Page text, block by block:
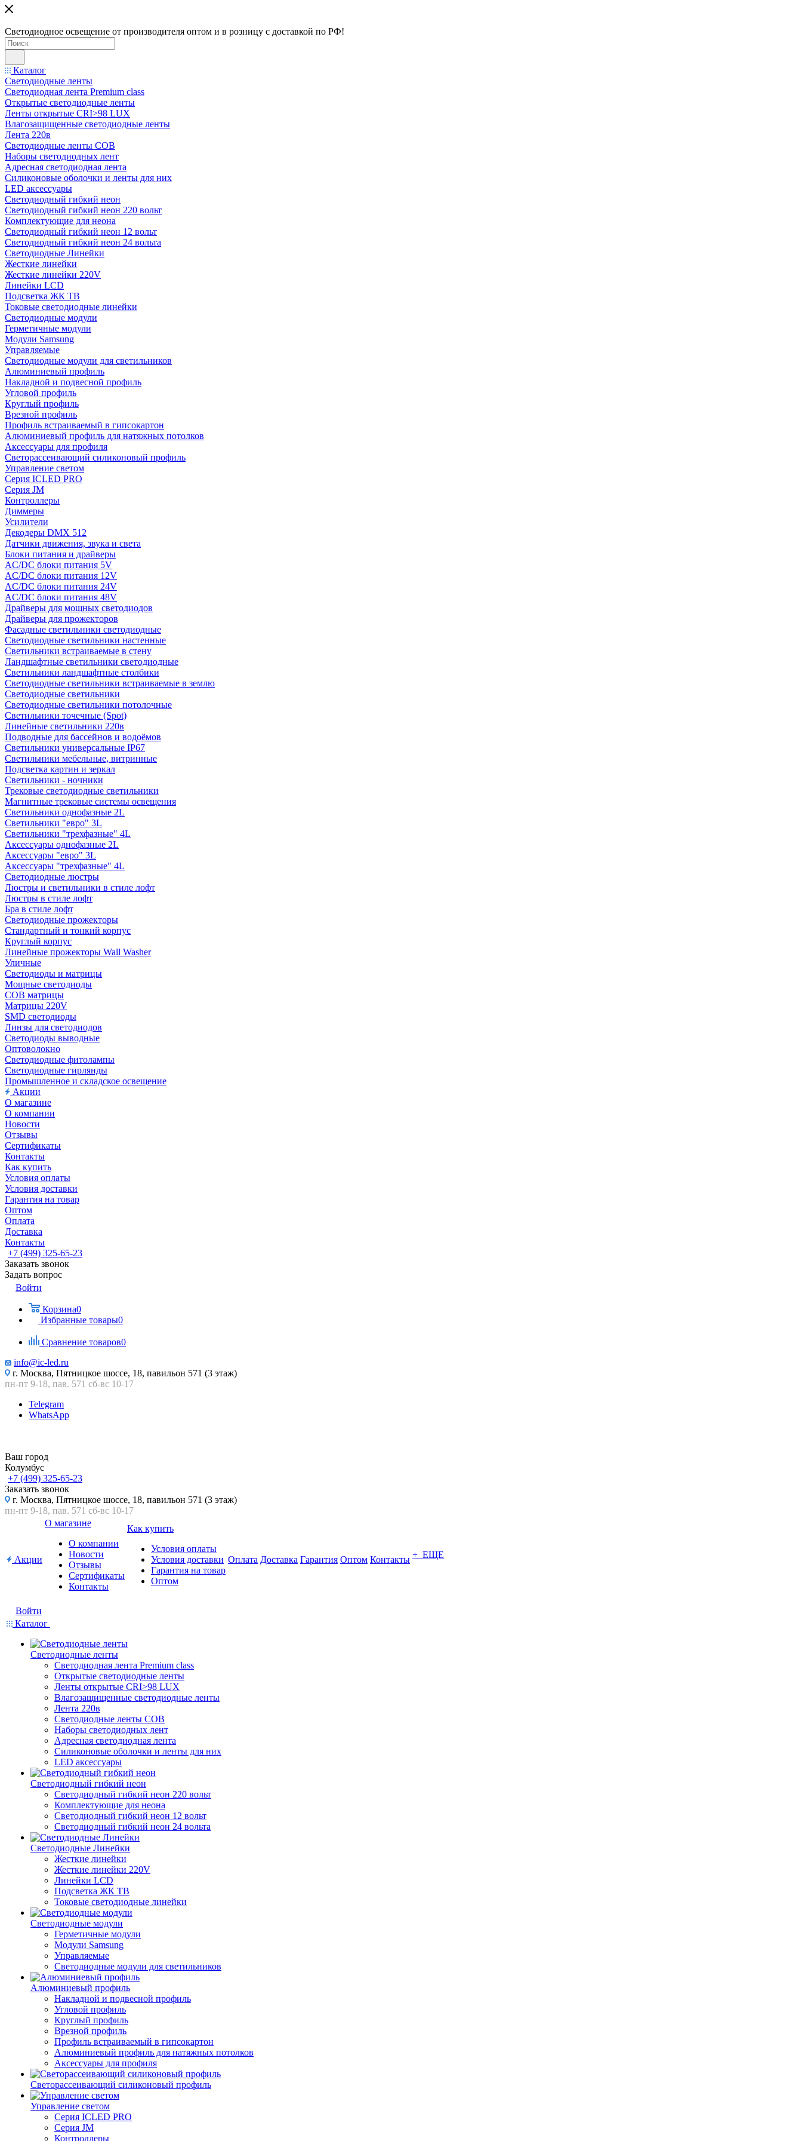
Светодиодное освещение от производителя оптом и в розницу с доставкой по РФ!
Каталог
Светодиодные ленты
Светодиодная лента Premium class
Открытые светодиодные ленты
Ленты открытые CRI>98 LUX
Влагозащищенные светодиодные ленты
Лента 220в
Светодиодные ленты COB
Наборы светодиодных лент
Адресная светодиодная лента
Силиконовые оболочки и ленты для них
LED аксессуары
Светодиодный гибкий неон
Светодиодный гибкий неон 220 вольт
Комплектующие для неона
Светодиодный гибкий неон 12 вольт
Светодиодный гибкий неон 24 вольта
Светодиодные Линейки
Жесткие линейки
Жесткие линейки 220V
Линейки LCD
Подсветка ЖК ТВ
Токовые светодиодные линейки
Светодиодные модули
Герметичные модули
Модули Samsung
Управляемые
Светодиодные модули для светильников
Алюминиевый профиль
Накладной и подвесной профиль
Угловой профиль
Круглый профиль
Врезной профиль
Профиль встраиваемый в гипсокартон
Алюминиевый профиль для натяжных потолков
Аксессуары для профиля
Светорассеивающий силиконовый профиль
Управление светом
Серия ICLED PRO
Серия JM
Контроллеры
Диммеры
Усилители
Декодеры DMX 512
Датчики движения, звука и света
Блоки питания и драйверы
AC/DC блоки питания 5V
AC/DC блоки питания 12V
AC/DC блоки питания 24V
AC/DC блоки питания 48V
Драйверы для мощных светодиодов
Драйверы для прожекторов
Фасадные светильники светодиодные
Светодиодные светильники настенные
Светильники встраиваемые в стену
Ландшафтные светильники светодиодные
Светильники ландшафтные столбики
Светодиодные светильники встраиваемые в землю
Светодиодные светильники
Светодиодные светильники потолочные
Светильники точечные (Spot)
Линейные светильники 220в
Подводные для бассейнов и водоёмов
Светильники универсальные IP67
Светильники мебельные, витринные
Подсветка картин и зеркал
Светильники - ночники
Трековые светодиодные светильники
Магнитные трековые системы освещения
Светильники однофазные 2L
Светильники "евро" 3L
Светильники "трехфазные" 4L
Аксессуары однофазные 2L
Аксессуары "евро" 3L
Аксессуары "трехфазные" 4L
Светодиодные люстры
Люстры и светильники в стиле лофт
Люстры в стиле лофт
Бра в стиле лофт
Светодиодные прожекторы
Стандартный и тонкий корпус
Круглый корпус
Линейные прожекторы Wall Washer
Уличные
Светодиоды и матрицы
Мощные светодиоды
COB матрицы
Матрицы 220V
SMD светодиоды
Линзы для светодиодов
Светодиоды выводные
Оптоволокно
Светодиодные фитолампы
Светодиодные гирлянды
Промышленное и складское освещение
Акции
О магазине
О компании
Новости
Отзывы
Сертификаты
Контакты
Как купить
Условия оплаты
Условия доставки
Гарантия на товар
Оптом
Оплата
Доставка
Контакты
+7 (499) 325-65-23
Заказать звонок
Задать вопрос
Войти
Корзина0
Избранные товары0
Сравнение товаров0
info@ic-led.ru
г. Москва, Пятницкое шоссе, 18, павильон 571 (3 этаж)
пн-пт 9-18, пав. 571 сб-вс 10-17
Telegram
WhatsApp
Ваш город
Колумбус
+7 (499) 325-65-23
Заказать звонок
г. Москва, Пятницкое шоссе, 18, павильон 571 (3 этаж)
пн-пт 9-18, пав. 571 сб-вс 10-17
Акции
О магазине
О компании
Новости
Отзывы
Сертификаты
Контакты
Как купить
Условия оплаты
Условия доставки
Гарантия на товар
Оптом
Оплата Доставка Гарантия Оптом Контакты + ЕЩЕ
Войти
Каталог
Светодиодные ленты
Светодиодная лента Premium class
Открытые светодиодные ленты
Ленты открытые CRI>98 LUX
Влагозащищенные светодиодные ленты
Лента 220в
Светодиодные ленты COB
Наборы светодиодных лент
Адресная светодиодная лента
Силиконовые оболочки и ленты для них
LED аксессуары
Светодиодный гибкий неон
Светодиодный гибкий неон 220 вольт
Комплектующие для неона
Светодиодный гибкий неон 12 вольт
Светодиодный гибкий неон 24 вольта
Светодиодные Линейки
Жесткие линейки
Жесткие линейки 220V
Линейки LCD
Подсветка ЖК ТВ
Токовые светодиодные линейки
Светодиодные модули
Герметичные модули
Модули Samsung
Управляемые
Светодиодные модули для светильников
Алюминиевый профиль
Накладной и подвесной профиль
Угловой профиль
Круглый профиль
Врезной профиль
Профиль встраиваемый в гипсокартон
Алюминиевый профиль для натяжных потолков
Аксессуары для профиля
Светорассеивающий силиконовый профиль
Управление светом
Серия ICLED PRO
Серия JM
Контроллеры